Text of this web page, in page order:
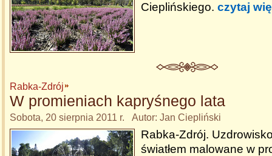
Cieplińskiego. czytaj
Rabka-Zdrój
W promieniach kapryśnego lata
Sobota, 20 sierpnia 2011 r. Autor: Jan Ciepliński
Rabka-Zdrój.
światłem malowane w